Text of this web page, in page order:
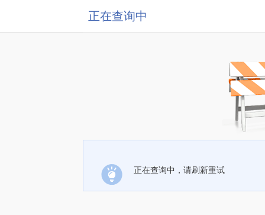
正在查询中
正在查询中，请刷新重试